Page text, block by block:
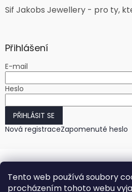
Tento web používá soubory
procházením tohoto webu
Sif Jakobs Jewellery - pro ty,
Přihlášení
E-mail
Heslo
PŘIHLÁSIT SE
Nová registraceZapomenuté heslo